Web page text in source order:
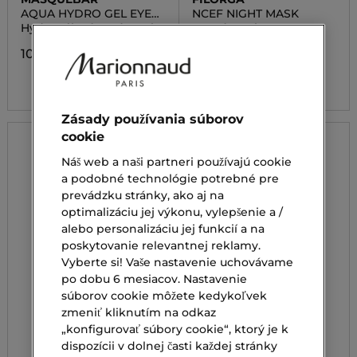
AQUA HYDRO GEL EYE
PATCH
Hydrogélová očná maska
10,20 €
NCEF NIGHT MASK
Nočná maska pre
Zásady používania súborov
cookie
Náš web a naši partneri používajú cookie
a podobné technológie potrebné pre
prevádzku stránky, ako aj na
optimalizáciu jej výkonu, vylepšenie a /
alebo personalizáciu jej funkcií a na
poskytovanie relevantnej reklamy.
Vyberte si! Vaše nastavenie uchovávame
po dobu 6 mesiacov. Nastavenie
súborov cookie môžete kedykoľvek
zmeniť kliknutím na odkaz
„konfigurovať súbory cookie“, ktorý je k
dispozícii v dolnej časti každej stránky